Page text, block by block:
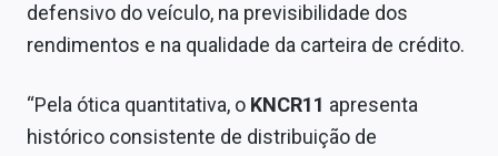
defensivo do veículo, na previsibilidade dos
rendimentos e na qualidade da carteira de crédito.
“Pela ótica quantitativa, o KNCR11 apresenta
histórico consistente de distribuição de